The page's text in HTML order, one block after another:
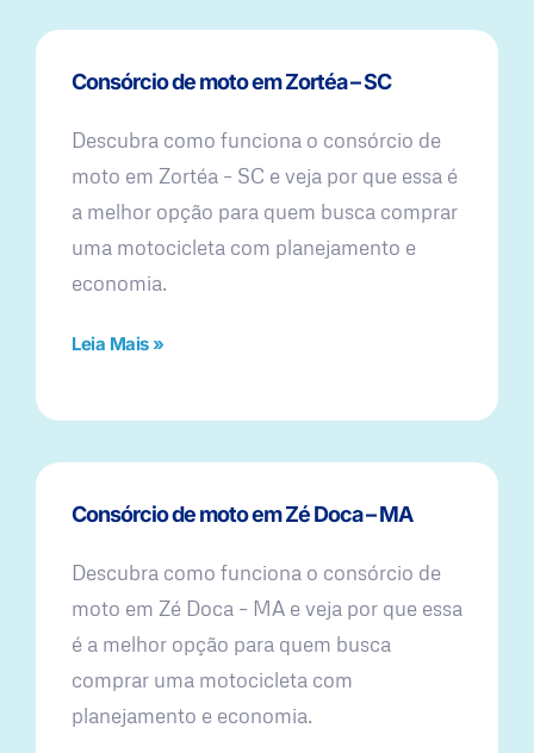
Consórcio de moto em Zortéa – SC
Descubra como funciona o consórcio de
moto em Zortéa – SC e veja por que essa é
a melhor opção para quem busca comprar
uma motocicleta com planejamento e
economia.
Leia Mais »
Consórcio de moto em Zé Doca – MA
Descubra como funciona o consórcio de
moto em Zé Doca – MA e veja por que essa
é a melhor opção para quem busca
comprar uma motocicleta com
planejamento e economia.